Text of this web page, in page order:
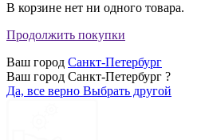
В корзине нет ни одного товара.
Продолжить покупки
Ваш город Санкт-Петербург
Ваш город Санкт-Петербург ?
Да, все верно Выбрать другой